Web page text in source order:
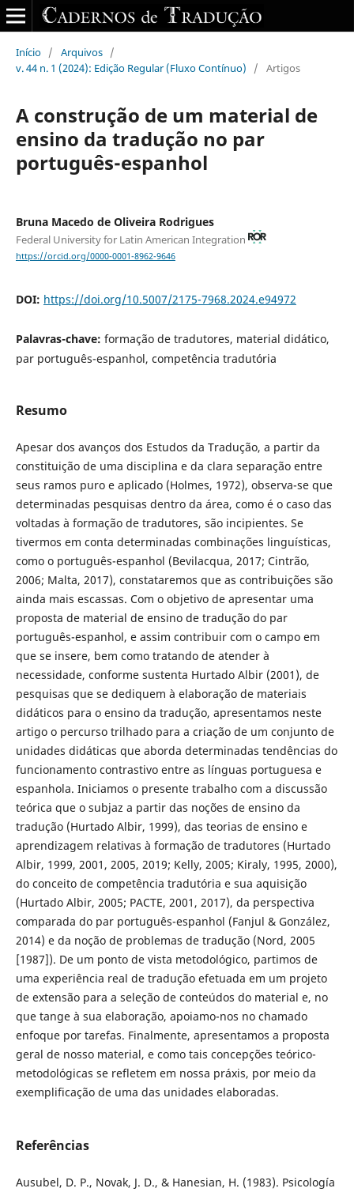
Início / Arquivos /
v. 44 n. 1 (2024): Edição Regular (Fluxo Contínuo)
/ Artigos
A construção de um material de
ensino da tradução no par
português-espanhol
Bruna Macedo de Oliveira Rodrigues
Federal University for Latin American Integration
https://orcid.org/0000-0001-8962-9646
DOI: https://doi.org/10.5007/2175-7968.2024.e94972
Palavras-chave: formação de tradutores, material didático,
par português-espanhol, competência tradutória
Resumo
Apesar dos avanços dos Estudos da Tradução, a partir da
constituição de uma disciplina e da clara separação entre
seus ramos puro e aplicado (Holmes, 1972), observa-se que
determinadas pesquisas dentro da área, como é o caso das
voltadas à formação de tradutores, são incipientes. Se
tivermos em conta determinadas combinações linguísticas,
como o português-espanhol (Bevilacqua, 2017; Cintrão,
2006; Malta, 2017), constataremos que as contribuições são
ainda mais escassas. Com o objetivo de apresentar uma
proposta de material de ensino de tradução do par
português-espanhol, e assim contribuir com o campo em
que se insere, bem como tratando de atender à
necessidade, conforme sustenta Hurtado Albir (2001), de
pesquisas que se dediquem à elaboração de materiais
didáticos para o ensino da tradução, apresentamos neste
artigo o percurso trilhado para a criação de um conjunto de
unidades didáticas que aborda determinadas tendências do
funcionamento contrastivo entre as línguas portuguesa e
espanhola. Iniciamos o presente trabalho com a discussão
teórica que o subjaz a partir das noções de ensino da
tradução (Hurtado Albir, 1999), das teorias de ensino e
aprendizagem relativas à formação de tradutores (Hurtado
Albir, 1999, 2001, 2005, 2019; Kelly, 2005; Kiraly, 1995, 2000),
do conceito de competência tradutória e sua aquisição
(Hurtado Albir, 2005; PACTE, 2001, 2017), da perspectiva
comparada do par português-espanhol (Fanjul & González,
2014) e da noção de problemas de tradução (Nord, 2005
[1987]). De um ponto de vista metodológico, partimos de
uma experiência real de tradução efetuada em um projeto
de extensão para a seleção de conteúdos do material e, no
que tange à sua elaboração, apoiamo-nos no chamado
enfoque por tarefas. Finalmente, apresentamos a proposta
geral de nosso material, e como tais concepções teórico-
metodológicas se refletem em nossa práxis, por meio da
exemplificação de uma das unidades elaboradas.
Referências
Ausubel, D. P., Novak, J. D., & Hanesian, H. (1983). Psicología